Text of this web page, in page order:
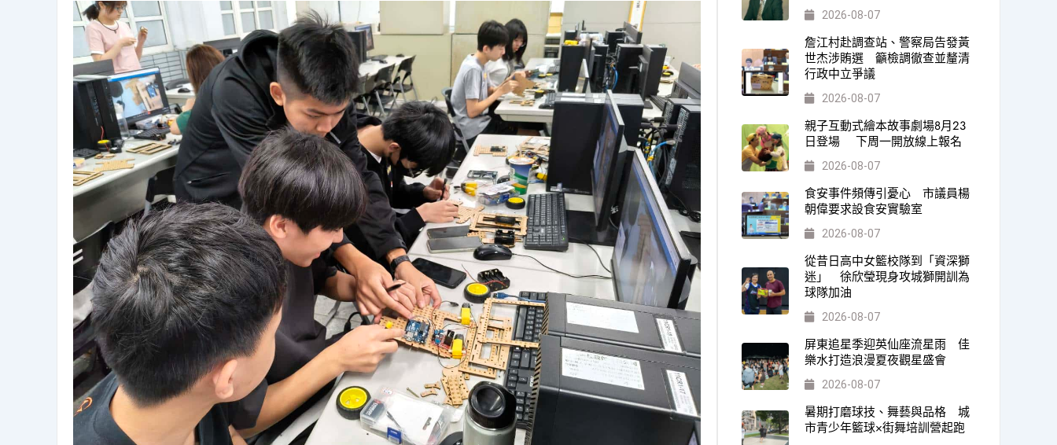
2026-08-07
詹江村赴調查站、警察局告發黃
世杰涉賄選 籲檢調徹查並釐清
行政中立爭議
2026-08-07
親子互動式繪本故事劇場8月23
日登場 下周一開放線上報名
2026-08-07
食安事件頻傳引憂心 市議員楊
朝偉要求設食安實驗室
2026-08-07
從昔日高中女籃校隊到「資深獅
迷」 徐欣瑩現身攻城獅開訓為
球隊加油
2026-08-07
屏東追星季迎英仙座流星雨 佳
樂水打造浪漫夏夜觀星盛會
2026-08-07
暑期打磨球技、舞藝與品格 城
市青少年籃球×街舞培訓營起跑